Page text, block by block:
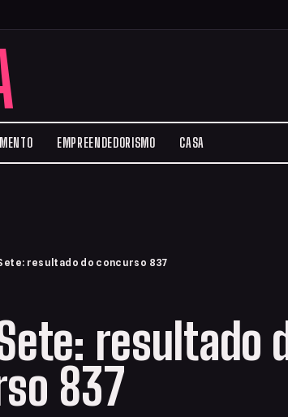
EMPREENDEDORISMO CASA
resultado do concurso 837
resultado
837